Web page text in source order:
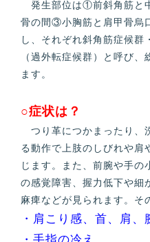
発生部位は①前斜角筋と
骨の間③小胸筋と肩甲骨烏
し、それぞれ斜角筋症候群
（過外転症候群）と呼び
ます。
○症状は？
つり革につかまったり、
る動作で上肢のしびれや肩
じます。また、前腕や手の
の感覚障害、握力低下や細
麻痺などが見られます。そ
・肩こり感、首、肩